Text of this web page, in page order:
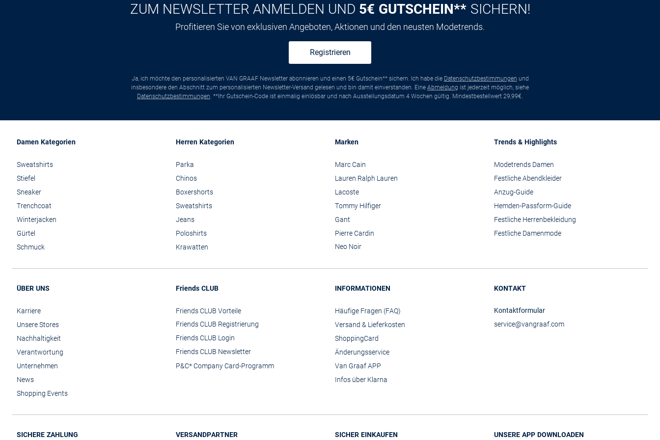
ZUM NEWSLETTER ANMELDEN UND 5€ GUTSCHEIN** SICHERN!
Profitieren Sie von exklusiven Angeboten, Aktionen und den neusten Modetrends.
Registrieren
Ja, ich möchte den personalisierten VAN GRAAF Newsletter abonnieren und einen 5€ Gutschein** sichern. Ich habe die Datenschutzbestimmungen und
insbesondere den Abschnitt zum personalisierten Newsletter-Versand gelesen und bin damit einverstanden. Eine Abmeldung ist jederzeit möglich, siehe
Datenschutzbestimmungen. **Ihr Gutschein-Code ist einmalig einlösbar und nach Ausstellungsdatum 4 Wochen gültig. Mindestbestellwert 29,99€.
Damen Kategorien
Sweatshirts
Stiefel
Sneaker
Trenchcoat
Winterjacken
Gürtel
Schmuck
Herren Kategorien
Parka
Chinos
Boxershorts
Sweatshirts
Jeans
Poloshirts
Krawatten
Marken
Marc Cain
Lauren Ralph Lauren
Lacoste
Tommy Hilfiger
Gant
Pierre Cardin
Neo Noir
Trends & Highlights
Modetrends Damen
Festliche Abendkleider
Anzug-Guide
Hemden-Passform-Guide
Festliche Herrenbekleidung
Festliche Damenmode
ÜBER UNS
Karriere
Unsere Stores
Nachhaltigkeit
Verantwortung
Unternehmen
News
Shopping Events
Friends CLUB
Friends CLUB Vorteile
Friends CLUB Registrierung
Friends CLUB Login
Friends CLUB Newsletter
P&C* Company Card-Programm
INFORMATIONEN
Häufige Fragen (FAQ)
Versand & Lieferkosten
ShoppingCard
Änderungsservice
Van Graaf APP
Infos über Klarna
KONTAKT
Kontaktformular
service@vangraaf.com
SICHERE ZAHLUNG VERSANDPARTNER SICHER EINKAUFEN UNSERE APP DOWNLOADEN